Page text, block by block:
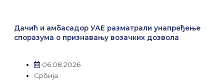
Дачић и амбасадор УАЕ разматрали унапређење
споразума о признавању возачких дозвола
06.08.2026
Србија